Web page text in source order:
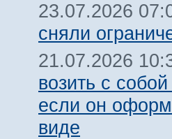
23.07.2026
сняли
21.07.2026
возить с
если он
виде